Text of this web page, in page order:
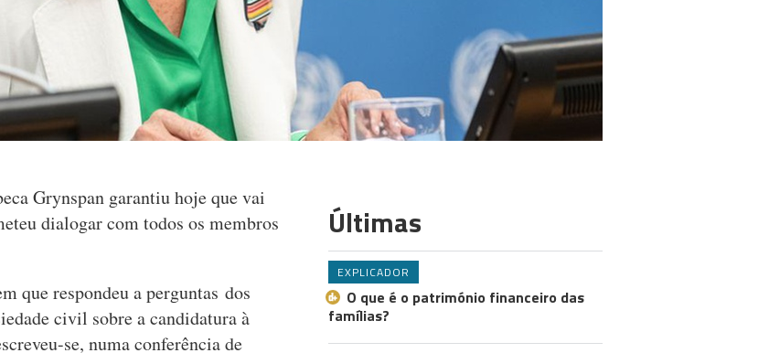
Grynspan garantiu hoje que vai
dialogar com todos os membros
que respondeu a perguntas dos
civil sobre a candidatura à
se, numa conferência de
Últimas
EXPLICADOR
O que é o património financeiro das
famílias?